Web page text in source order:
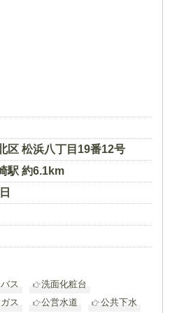
新潟県新潟市北区 松浜八丁目19番12号
駅 約6.1km
ス
洗面化粧台
ス 公営水道
公共下水